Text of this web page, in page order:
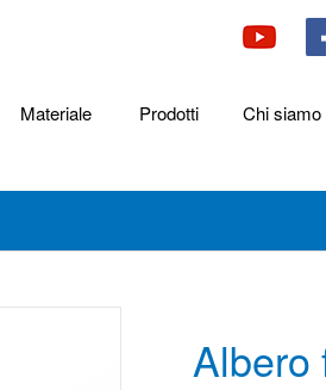
Materiale Prodotti Chi siamo
Albero